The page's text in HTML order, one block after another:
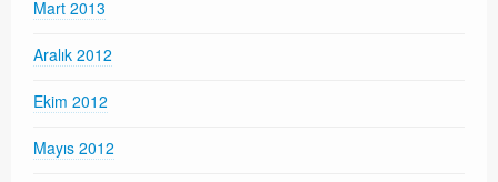
Mart 2013
Aralık 2012
Ekim 2012
Mayıs 2012